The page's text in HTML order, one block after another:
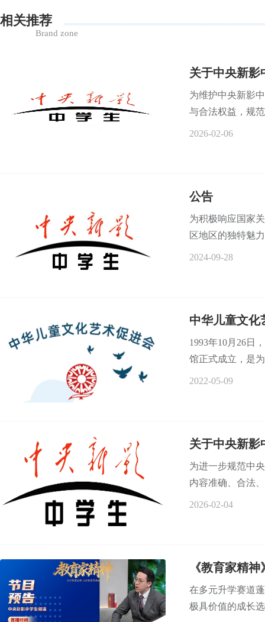
相关推荐
Brand zone
关于中央新影
为维护中央新影
与合法权益，规
2026-02-06
公告
为积极响应国家
区地区的独特魅
2024-09-28
中华儿童文化
1993年10月26日
馆正式成立，是
2022-05-09
关于中央新影
为进一步规范中
内容准确、合法
2026-02-04
《教育家精
在多元升学赛道
极具价值的成长